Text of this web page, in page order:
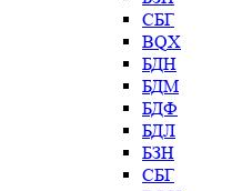
СБГ
BQX
БДН
БДМ
БДФ
БДЛ
БЗН
СБГ